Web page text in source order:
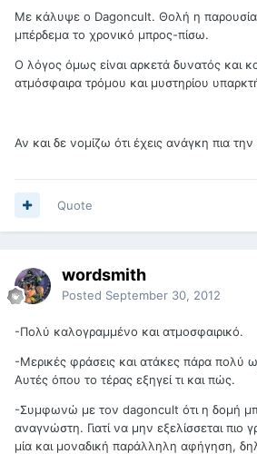
Με κάλυψε ο Dagoncult. Θολή η παρουσία
μπέρδεμα το χρονικό μπρος-πίσω.
Ο λόγος όμως είναι αρκετά δυνατός και
ατμόσφαιρα τρόμου και μυστηρίου
Αν και δε νομίζω ότι έχεις ανάγκη πια
Quote
wordsmith
Posted September 30, 2012
-Πολύ καλογραμμένο και ατμοσφαιρικό.
-Μερικές φράσεις και ατάκες πάρα πολύ
Αυτές όπου το τέρας εξηγεί τι και πώς.
-Συμφωνώ με τον dagoncult ότι η δομή
αναγνώστη. Γιατί να μην εξελίσσεται πιο
μία και μοναδική παράλληλη αφήγηση,